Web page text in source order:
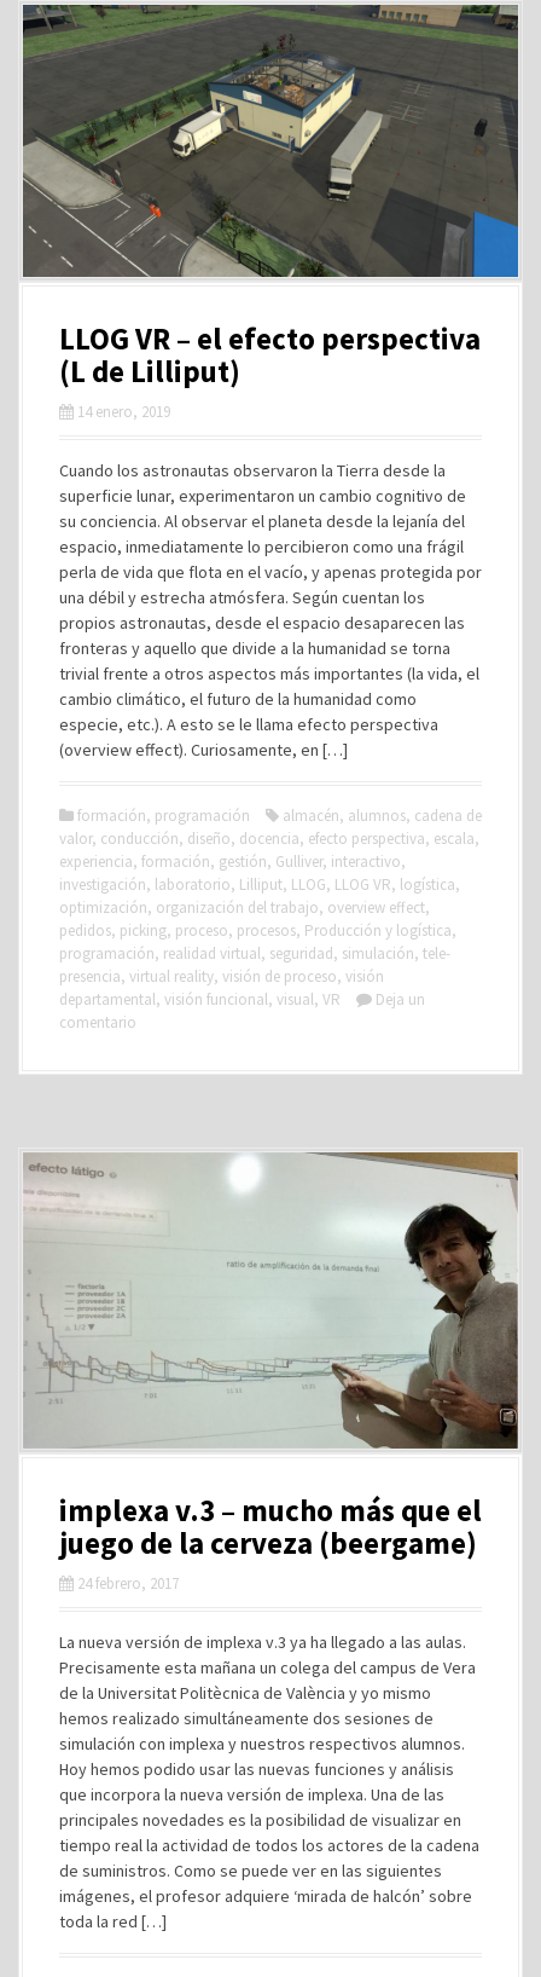
LLOG VR – el efecto perspectiva
(L de Lilliput)
14 enero, 2019
Cuando los astronautas observaron la Tierra desde la
superficie lunar, experimentaron un cambio cognitivo de
su conciencia. Al observar el planeta desde la lejanía del
espacio, inmediatamente lo percibieron como una frágil
perla de vida que flota en el vacío, y apenas protegida por
una débil y estrecha atmósfera. Según cuentan los
propios astronautas, desde el espacio desaparecen las
fronteras y aquello que divide a la humanidad se torna
trivial frente a otros aspectos más importantes (la vida, el
cambio climático, el futuro de la humanidad como
especie, etc.). A esto se le llama efecto perspectiva
(overview effect). Curiosamente, en […]
formación, programación almacén, alumnos, cadena de
valor, conducción, diseño, docencia, efecto perspectiva, escala,
experiencia, formación, gestión, Gulliver, interactivo,
investigación, laboratorio, Lilliput, LLOG, LLOG VR, logística,
optimización, organización del trabajo, overview effect,
pedidos, picking, proceso, procesos, Producción y logística,
programación, realidad virtual, seguridad, simulación, tele-
presencia, virtual reality, visión de proceso, visión
departamental, visión funcional, visual, VR
Deja un
comentario
implexa v.3 – mucho más que el
juego de la cerveza (beergame)
24 febrero, 2017
La nueva versión de implexa v.3 ya ha llegado a las aulas.
Precisamente esta mañana un colega del campus de Vera
de la Universitat Politècnica de València y yo mismo
hemos realizado simultáneamente dos sesiones de
simulación con implexa y nuestros respectivos alumnos.
Hoy hemos podido usar las nuevas funciones y análisis
que incorpora la nueva versión de implexa. Una de las
principales novedades es la posibilidad de visualizar en
tiempo real la actividad de todos los actores de la cadena
de suministros. Como se puede ver en las siguientes
imágenes, el profesor adquiere ‘mirada de halcón’ sobre
toda la red […]